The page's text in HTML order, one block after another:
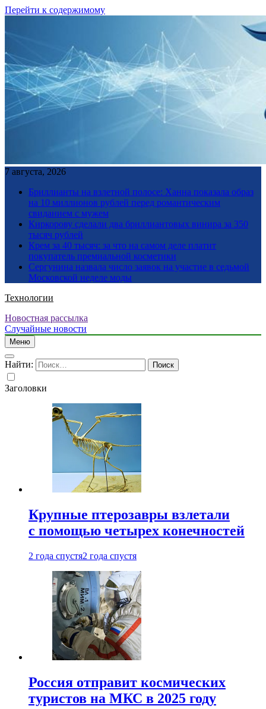
Перейти к содержимому
7 августа, 2026
Бриллианты на взлетной полосе: Ханна показала образ
на 10 миллионов рублей перед романтическим
свиданием с мужем
Киркорову сделали два бриллиантовых винира за 350
тысяч рублей
Крем за 40 тысяч: за что на самом деле платит
покупатель премиальной косметики
Сергунина назвала число заявок на участие в седьмой
Московской неделе моды
Технологии
Новостная рассылка
Случайные новости
Меню
Найти:
Заголовки
Крупные птерозавры взлетали
с помощью четырех конечностей
2 года спустя2 года спустя
Россия отправит космических
туристов на МКС в 2025 году